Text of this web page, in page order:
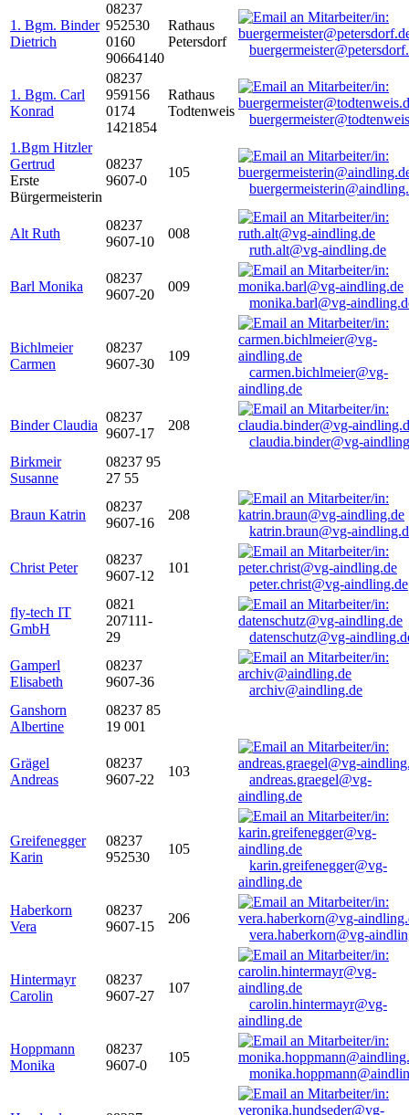
1. Bgm. Binder
Dietrich
08237
952530
0160
90664140
Rathaus
Petersdorf
1. Bgm. Carl
Konrad
08237
959156
0174
1421854
Rathaus
Todtenweis
1.Bgm Hitzler
Gertrud
Erste
Bürgermeisterin
08237
9607-0
105
Alt Ruth
08237
9607-10
008
ruth.alt@vg-aindling.de
Barl Monika
08237
9607-20
009
monika.barl@vg-
Bichlmeier
Carmen
08237
9607-30
109
carmen.bichlmeier@vg-
aindling.de
Binder Claudia
08237
9607-17
208
claudia.binder@vg-
Birkmeir
Susanne
08237 95
27 55
Braun Katrin
08237
9607-16
208
katrin.braun@vg-
Christ Peter
08237
9607-12
101
peter.christ@vg-aindling.de
fly-tech IT
GmbH
0821
207111-
29
datenschutz@vg-
Gamperl
Elisabeth
08237
9607-36
archiv@aindling.de
Ganshorn
Albertine
08237 85
19 001
Grägel
Andreas
08237
9607-22
103
andreas.graegel@vg-
aindling.de
Greifenegger
Karin
08237
952530
105
karin.greifenegger@vg-
aindling.de
Haberkorn
Vera
08237
9607-15
206
vera.haberkorn@vg-
Hintermayr
Carolin
08237
9607-27
107
carolin.hintermayr@vg-
aindling.de
Hoppmann
Monika
08237
9607-0
105